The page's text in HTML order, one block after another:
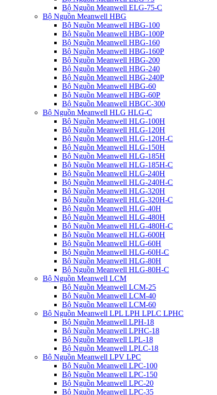
Bộ Nguồn Meanwell ELG-75-C
Bộ Nguồn Meanwell HBG
Bộ Nguồn Meanwell HBG-100
Bộ Nguồn Meanwell HBG-100P
Bộ Nguồn Meanwell HBG-160
Bộ Nguồn Meanwell HBG-160P
Bộ Nguồn Meanwell HBG-200
Bộ Nguồn Meanwell HBG-240
Bộ Nguồn Meanwell HBG-240P
Bộ Nguồn Meanwell HBG-60
Bộ Nguồn Meanwell HBG-60P
Bộ Nguồn Meanwell HBGC-300
Bộ Nguồn Meanwell HLG HLG-C
Bộ Nguồn Meanwell HLG-100H
Bộ Nguồn Meanwell HLG-120H
Bộ Nguồn Meanwell HLG-120H-C
Bộ Nguồn Meanwell HLG-150H
Bộ Nguồn Meanwell HLG-185H
Bộ Nguồn Meanwell HLG-185H-C
Bộ Nguồn Meanwell HLG-240H
Bộ Nguồn Meanwell HLG-240H-C
Bộ Nguồn Meanwell HLG-320H
Bộ Nguồn Meanwell HLG-320H-C
Bộ Nguồn Meanwell HLG-40H
Bộ Nguồn Meanwell HLG-480H
Bộ Nguồn Meanwell HLG-480H-C
Bộ Nguồn Meanwell HLG-600H
Bộ Nguồn Meanwell HLG-60H
Bộ Nguồn Meanwell HLG-60H-C
Bộ Nguồn Meanwell HLG-80H
Bộ Nguồn Meanwell HLG-80H-C
Bộ Nguồn Meanwell LCM
Bộ Nguồn Meanwell LCM-25
Bộ Nguồn Meanwell LCM-40
Bộ Nguồn Meanwell LCM-60
Bộ Nguồn Meanwell LPL LPH LPLC LPHC
Bộ Nguồn Meanwell LPH-18
Bộ Nguồn Meanwell LPHC-18
Bộ Nguồn Meanwell LPL-18
Bộ Nguồn Meanwell LPLC-18
Bộ Nguồn Meanwell LPV LPC
Bộ Nguồn Meanwell LPC-100
Bộ Nguồn Meanwell LPC-150
Bộ Nguồn Meanwell LPC-20
Bộ Nguồn Meanwell LPC-35